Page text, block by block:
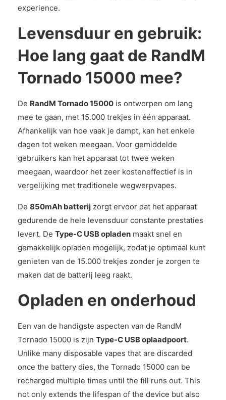
experience.
Levensduur en gebruik:
Hoe lang gaat de RandM
Tornado 15000 mee?
De RandM Tornado 15000 is ontworpen om lang
mee te gaan, met 15.000 trekjes in één apparaat.
Afhankelijk van hoe vaak je dampt, kan het enkele
dagen tot weken meegaan. Voor gemiddelde
gebruikers kan het apparaat tot twee weken
meegaan, waardoor het zeer kosteneffectief is in
vergelijking met traditionele wegwerpvapes.
De 850mAh batterij zorgt ervoor dat het apparaat
gedurende de hele levensduur constante prestaties
levert. De Type-C USB opladen maakt snel en
gemakkelijk opladen mogelijk, zodat je optimaal kunt
genieten van de 15.000 trekjes zonder je zorgen te
maken dat de batterij leeg raakt.
Opladen en onderhoud
Een van de handigste aspecten van de RandM
Tornado 15000 is zijn Type-C USB oplaadpoort.
Unlike many disposable vapes that are discarded
once the battery dies, the Tornado 15000 can be
recharged multiple times until the fill runs out. This
not only extends the lifespan of the device but also